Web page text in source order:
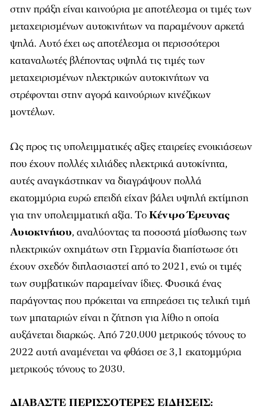
στην πράξη είναι καινούρια με αποτέλεσμα οι τιμές των
μεταχειρισμένων αυτοκινήτων να παραμένουν αρκετά
ψηλά. Αυτό έχει ως αποτέλεσμα οι περισσότεροι
καταναλωτές βλέποντας υψηλά τις τιμές των
μεταχειρισμένων ηλεκτρικών αυτοκινήτων να
στρέφονται στην αγορά καινούριων κινέζικων
μοντέλων.
Ως προς τις υπολειμματικές αξίες εταιρείες ενοικιάσεων
που έχουν πολλές χιλιάδες ηλεκτρικά αυτοκίνητα,
αυτές αναγκάστηκαν να διαγράψουν πολλά
εκατομμύρια ευρώ επειδή είχαν βάλει υψηλή εκτίμηση
για την υπολειμματική αξία. ΤοΚέντρο Έρευνας
Αυτοκινήτου, αναλύοντας τα ποσοστά μίσθωσης των
ηλεκτρικών οχημάτων στη Γερμανία διαπίστωσε ότι
έχουν σχεδόν διπλασιαστεί από το 2021, ενώ οι τιμές
των συμβατικών παραμείναν ίδιες. Φυσικά ένας
παράγοντας που πρόκειται να επηρεάσει τις τελική τιμή
των μπαταριών είναι η ζήτηση για λίθιο η οποία
αυξάνεται διαρκώς. Από 720.000 μετρικούς τόνους το
2022 αυτή αναμένεται να φθάσει σε 3,1 εκατομμύρια
μετρικούς τόνους το 2030.
ΔΙΑΒΑΣΤΕ ΠΕΡΙΣΣΟΤΕΡΕΣ ΕΙΔΗΣΕΙΣ: